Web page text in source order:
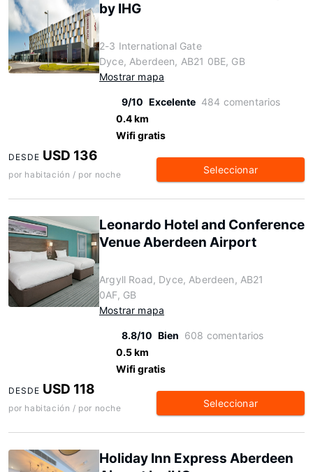
by IHG
2-3 International Gate
Dyce, Aberdeen, AB21 0BE, GB
Mostrar mapa
9/10 Excelente 484 comentarios
0.4 km
Wifi gratis
DESDE USD 136
por habitación / por noche Seleccionar
Leonardo Hotel and Conference
Venue Aberdeen Airport
Argyll Road, Dyce, Aberdeen, AB21
0AF, GB
Mostrar mapa
8.8/10 Bien 608 comentarios
0.5 km
Wifi gratis
DESDE USD 118
por habitación / por noche Seleccionar
Holiday Inn Express Aberdeen